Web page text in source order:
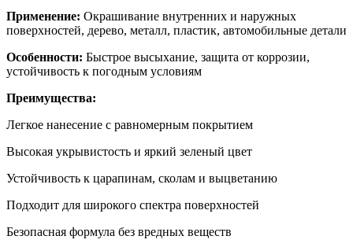
Применение: Окрашивание внутренних и наружных
поверхностей, дерево, металл, пластик, автомобильные детали
Особенности: Быстрое высыхание, защита от коррозии,
устойчивость к погодным условиям
Преимущества:
Легкое нанесение с равномерным покрытием
Высокая укрывистость и яркий зеленый цвет
Устойчивость к царапинам, сколам и выцветанию
Подходит для широкого спектра поверхностей
Безопасная формула без вредных веществ